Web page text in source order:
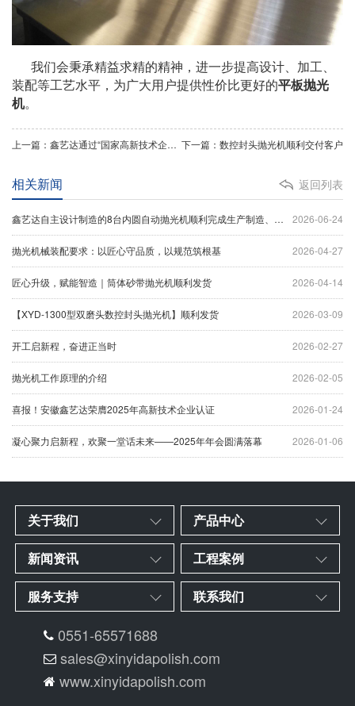
我们会秉承精益求精的精神，进一步提高设计、加工、
装配等工艺水平，为广大用户提供性价比更好的平板抛光
机。
上一篇：鑫艺达通过“国家高新技术企业认定”技术实力再获肯定 下一篇：数控封头抛光机顺利交付客户
返回列表
相关新闻
2026-06-24
鑫艺达自主设计制造的8台内圆自动抛光机顺利完成生产制造、设备调试及出厂验收工作，并于今日正式装车发货。
2026-04-27
抛光机械装配要求：以匠心守品质，以规范筑根基
2026-04-14
匠心升级，赋能智造｜筒体砂带抛光机顺利发货
2026-03-09
【XYD-1300型双磨头数控封头抛光机】顺利发货
2026-02-27
开工启新程，奋进正当时
2026-02-05
抛光机工作原理的介绍
2026-01-24
喜报！安徽鑫艺达荣膺2025年高新技术企业认证
2026-01-06
凝心聚力启新程，欢聚一堂话未来——2025年年会圆满落幕
关于我们 产品中心
新闻资讯 工程案例
服务支持 联系我们
0551-65571688
sales@xinyidapolish.com
www.xinyidapolish.com